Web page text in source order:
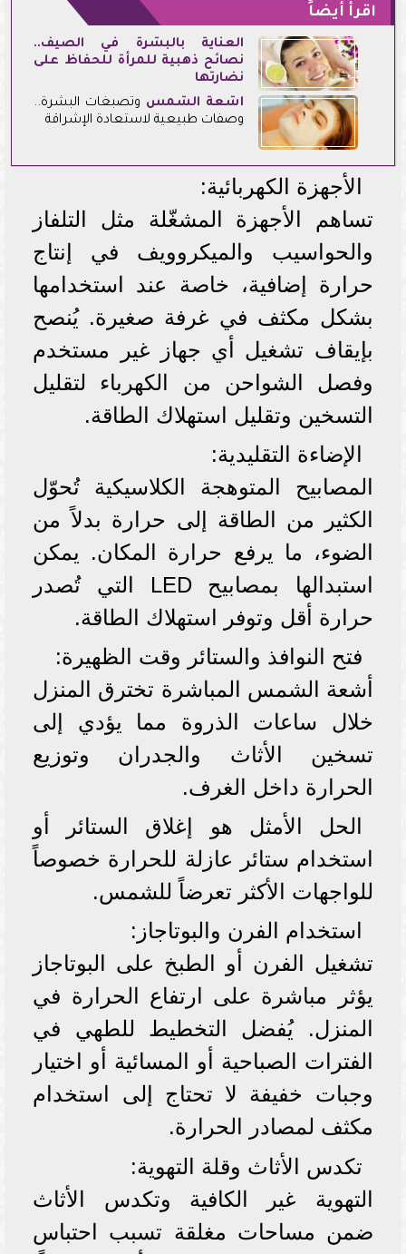
اقرأ أيضاً
العناية بالبشرة في الصيف..
نصائح ذهبية للمرأة للحفاظ على
نضارتها
أشعة الشمس وتصبغات البشرة..
وصفات طبيعية لاستعادة الإشراقة
الأجهزة الكهربائية:
تساهم الأجهزة المشغّلة مثل التلفاز
والحواسيب والميكروويف في إنتاج
حرارة إضافية، خاصة عند استخدامها
بشكل مكثف في غرفة صغيرة. يُنصح
بإيقاف تشغيل أي جهاز غير مستخدم
وفصل الشواحن من الكهرباء لتقليل
التسخين وتقليل استهلاك الطاقة.
الإضاءة التقليدية:
المصابيح المتوهجة الكلاسيكية تُحوّل
الكثير من الطاقة إلى حرارة بدلاً من
الضوء، ما يرفع حرارة المكان. يمكن
استبدالها بمصابيح LED التي تُصدر
حرارة أقل وتوفر استهلاك الطاقة.
فتح النوافذ والستائر وقت الظهيرة:
أشعة الشمس المباشرة تخترق المنزل
خلال ساعات الذروة مما يؤدي إلى
تسخين الأثاث والجدران وتوزيع
الحرارة داخل الغرف.
الحل الأمثل هو إغلاق الستائر أو
استخدام ستائر عازلة للحرارة خصوصاً
للواجهات الأكثر تعرضاً للشمس.
استخدام الفرن والبوتاجاز:
تشغيل الفرن أو الطبخ على البوتاجاز
يؤثر مباشرة على ارتفاع الحرارة في
المنزل. يُفضل التخطيط للطهي في
الفترات الصباحية أو المسائية أو اختيار
وجبات خفيفة لا تحتاج إلى استخدام
مكثف لمصادر الحرارة.
تكدس الأثاث وقلة التهوية:
التهوية غير الكافية وتكدس الأثاث
ضمن مساحات مغلقة تسبب احتباس